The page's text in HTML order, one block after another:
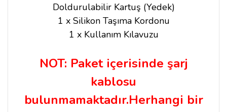
Doldurulabilir Kartuş (Yedek)
1 x Silikon Taşıma Kordonu
1 x Kullanım Kılavuzu
NOT: Paket içerisinde şarj
kablosu
bulunmamaktadır.Herhangi bir